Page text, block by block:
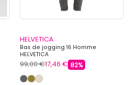
HELVETICA
Bas de jogging 16 Homme
HELVETICA
99,00 €17,46 € 82%